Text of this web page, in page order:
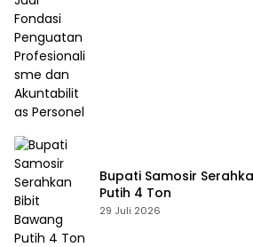
Bupati Samosir
Putih 4 Ton
29 Juli 2026